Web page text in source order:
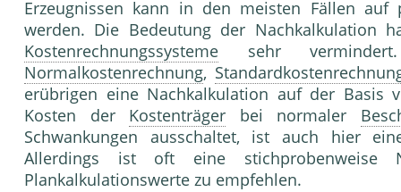
Erzeugnissen kann in den meisten Fällen auf
werden. Die Bedeutung der Nachkalkulation
Kostenrechnungssysteme sehr
Normalkostenrechnung,
erübrigen eine Nachkalkulation auf der Basis
Kosten der Kostenträger bei normaler
Schwankungen ausschaltet, ist auch hier
Allerdings ist oft eine stichprobenweise
Plankalkulationswerte zu empfehlen.